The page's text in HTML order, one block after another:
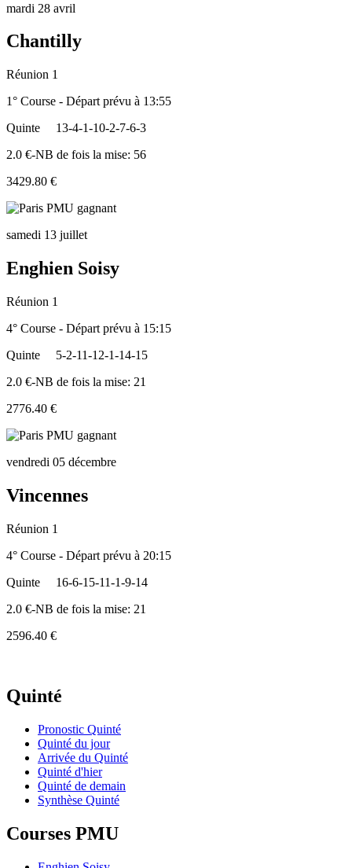
mardi 28 avril
Chantilly
Réunion 1
1° Course - Départ prévu à 13:55
Quinte
13-4-1-10-2-7-6-3
2.0 €-NB de fois la mise: 56
3429.80 €
samedi 13 juillet
Enghien Soisy
Réunion 1
4° Course - Départ prévu à 15:15
Quinte
5-2-11-12-1-14-15
2.0 €-NB de fois la mise: 21
2776.40 €
vendredi 05 décembre
Vincennes
Réunion 1
4° Course - Départ prévu à 20:15
Quinte
16-6-15-11-1-9-14
2.0 €-NB de fois la mise: 21
2596.40 €
Quinté
Pronostic Quinté
Quinté du jour
Arrivée du Quinté
Quinté d'hier
Quinté de demain
Synthèse Quinté
Courses PMU